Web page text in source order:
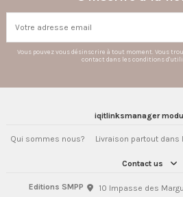
Vous pouvez vous désinscrire à tout moment. Vous
contact dans les conditions
iqitlinksmanager
Qui sommes nous? Livraison partout dans
Contact us
Editions SMPP 10 Impasse des